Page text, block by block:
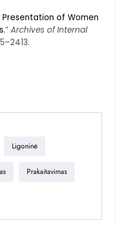
of Women
” Archives of Internal
Ligoninė
Prakaitavimas